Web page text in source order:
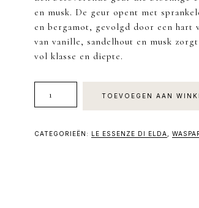
en musk. De geur opent met
en bergamot, gevolgd door een hart
van vanille, sandelhout en musk
vol klasse en diepte.
aantal
TOEVOEGEN AAN
CATEGORIEËN: LE ESSENZE DI ELDA